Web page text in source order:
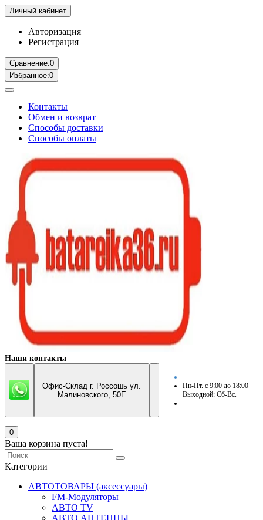
Личный кабинет
Авторизация
Регистрация
Сравнение:0
Избранное:0
Контакты
Обмен и возврат
Способы доставки
Способы оплаты
Наши контакты
Офис-Склад г. Россошь ул.
Малиновского, 50Е
Пн-Пт. с 9:00 до 18:00
Выходной: Сб-Вс.
0
Ваша корзина пуста!
Категории
АВТОТОВАРЫ (аксессуары)
FM-Модуляторы
АВТО TV
АВТО АНТЕННЫ